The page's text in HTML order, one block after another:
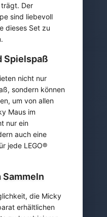
Der
sind liebevoll
dieses Set zu
Spielspaß
nicht nur
sondern können
um von allen
Maus im
nur ein
auch eine
jede LEGO®
die Micky
erhältlichen